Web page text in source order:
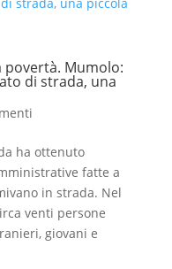
Mumolo:
di strada, una
ha ottenuto
fatte a
in strada. Nel
venti persone
giovani e